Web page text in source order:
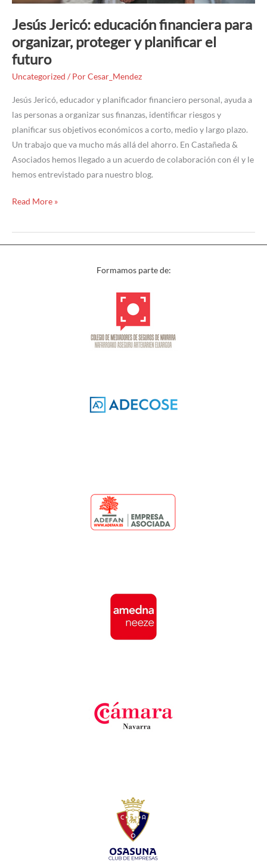
Jesús Jericó: educación financiera para
organizar, proteger y planificar el
futuro
Uncategorized / PorCesar_Mendez
Jesús Jericó, educador y planificador financiero personal, ayuda a
las personas a organizar sus finanzas, identificar riesgos y
planificar sus objetivos económicos a corto, medio y largo plazo.
Un trabajo que va mucho más allá del ahorro. En Castañeda &
Asociados hemos llegado a un acuerdo de colaboración con él y le
hemos entrevistado para nuestro blog.
Read More »
Formamos parte de: